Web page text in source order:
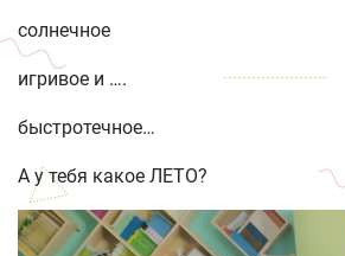
солнечное
игривое и ….
быстротечное…
А у тебя какое ЛЕТО?